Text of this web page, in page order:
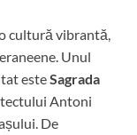
cultură vibrantă,
Unul
esteSagrada
Antoni
De